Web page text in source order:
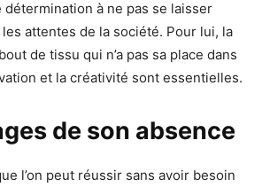
détermination à ne pas se laisser
attentes de la société. Pour lui, la
de tissu qui n’a pas sa place dans
et la créativité sont essentielles.
de son absence
l’on peut réussir sans avoir besoin